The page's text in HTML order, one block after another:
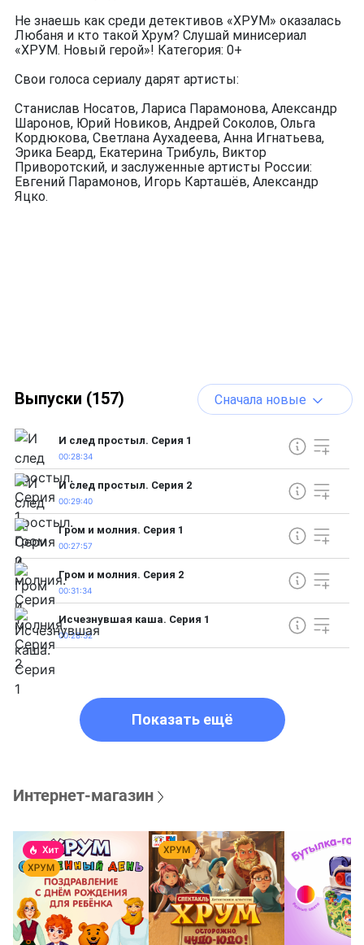
Не знаешь как среди детективов «ХРУМ» оказалась
Любаня и кто такой Хрум? Слушай минисериал
«ХРУМ. Новый герой»! Категория: 0+
Свои голоса сериалу дарят артисты:
Станислав Носатов, Лариса Парамонова, Александр
Шаронов, Юрий Новиков, Андрей Соколов, Ольга
Кордюкова, Светлана Аухадеева, Анна Игнатьева,
Эрика Беард, Екатерина Трибуль, Виктор
Приворотский, и заслуженные артисты России:
Евгений Парамонов, Игорь Карташёв, Александр
Яцко.
Выпуски (157) Сначала новые
И след простыл. Серия 1
00:28:34
И след простыл. Серия 2
00:29:40
Гром и молния. Серия 1
00:27:57
Гром и молния. Серия 2
00:31:34
Исчезнувшая каша. Серия 1
00:28:32
Показать ещё
Интернет-магазин